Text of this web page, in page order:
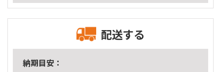
配送する
納期目安：